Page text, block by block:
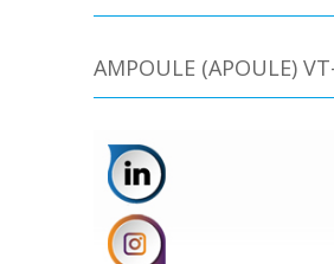
AMPOULE (APOULE)